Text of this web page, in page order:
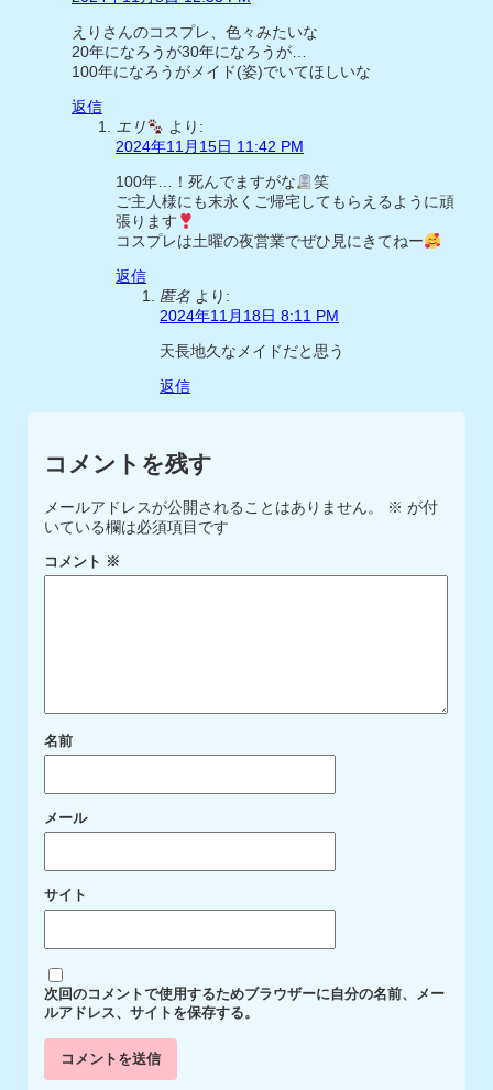
えりさんのコスプレ、色々みたいな
20年になろうが30年になろうが…
100年になろうがメイド(姿)でいてほしいな
返信
エリ
より:
2024年11月15日 11:42 PM
100年…！死んでますがな
笑
ご主人様にも末永くご帰宅してもらえるように頑
張ります
コスプレは土曜の夜営業でぜひ見にきてねー
返信
匿名 より:
2024年11月18日 8:11 PM
天長地久なメイドだと思う
返信
コメントを残す
メールアドレスが公開されることはありません。 ※ が付
いている欄は必須項目です
コメント ※
名前
メール
サイト
次回のコメントで使用するためブラウザーに自分の名前、メー
ルアドレス、サイトを保存する。